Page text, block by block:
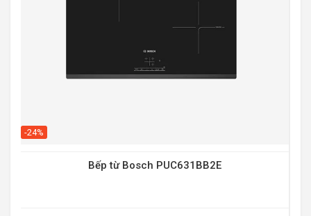
-24%
Bếp từ Bosch PUC631BB2E